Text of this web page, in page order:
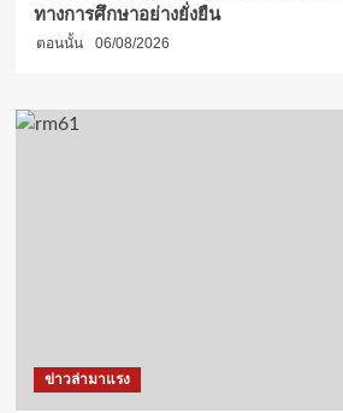
ทางการศึกษาอย่างยั่งยืน
ตอนนั้น 06/08/2026
ข่าวล่ามาแรง